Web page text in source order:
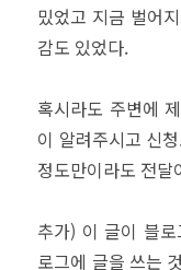
밌었고 지금 벌어
감도 있었다.
혹시라도 주변에
이 알려주시고 신
정도만이라도 전
추가) 이 글이 블
로그에 글을 쓰는